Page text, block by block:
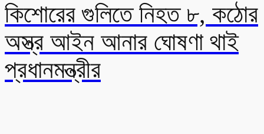
কিশোরের গুলিতে নিহত ৮, কঠোর
অস্ত্র আইন আনার ঘোষণা থাই
প্রধানমন্ত্রীর